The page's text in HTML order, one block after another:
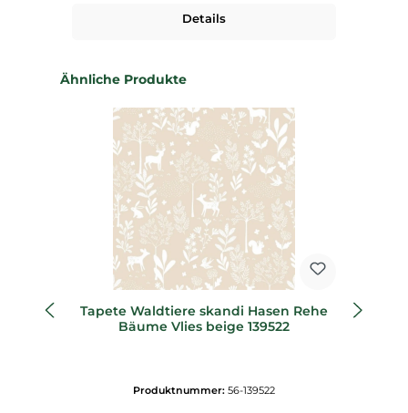
Details
Produktgalerie überspringen
Ähnliche Produkte
Tapete Waldtiere skandi Hasen Rehe
Bäume Vlies beige 139522
Produktnummer: 56-139522